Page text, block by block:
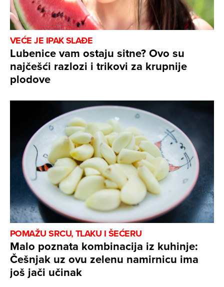
VEĆE JE IPAK SLAĐE
Lubenice vam ostaju sitne? Ovo su
najčešći razlozi i trikovi za krupnije
plodove
POMAŽU SRCU, TLAKU I ŠEĆERU
Malo poznata kombinacija iz kuhinje:
Češnjak uz ovu zelenu namirnicu ima
još jači učinak